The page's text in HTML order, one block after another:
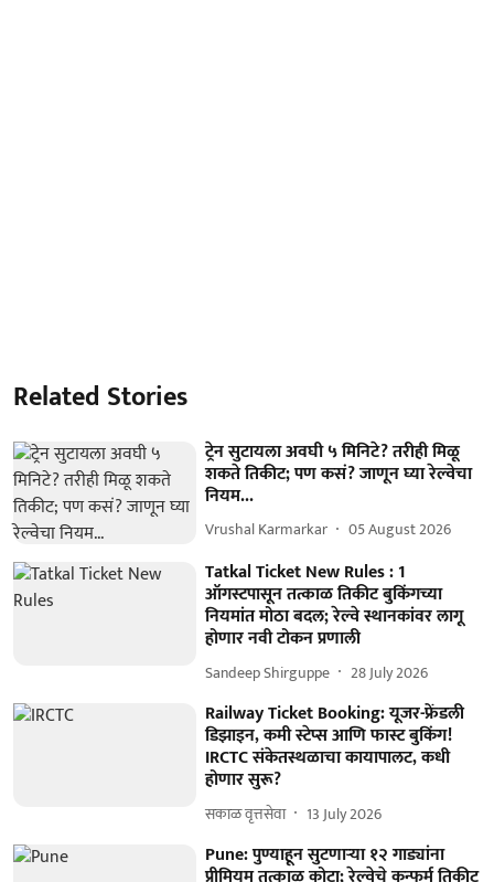
Related Stories
ट्रेन सुटायला अवघी ५ मिनिटे? तरीही मिळू
शकते तिकीट; पण कसं? जाणून घ्या रेल्वेचा
नियम...
Vrushal Karmarkar 05 August 2026
Tatkal Ticket New Rules : 1
ऑगस्टपासून तत्काळ तिकीट बुकिंगच्या
नियमांत मोठा बदल; रेल्वे स्थानकांवर लागू
होणार नवी टोकन प्रणाली
Sandeep Shirguppe 28 July 2026
Railway Ticket Booking: यूजर-फ्रेंडली
डिझाइन, कमी स्टेप्स आणि फास्ट बुकिंग!
IRCTC संकेतस्थळाचा कायापालट, कधी
होणार सुरू?
सकाळ वृत्तसेवा 13 July 2026
Pune: पुण्याहून सुटणाऱ्या १२ गाड्यांना